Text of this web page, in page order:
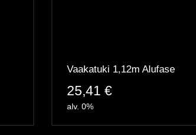
Vaakatuki 1,12m Alufase
25,41 €
alv. 0%